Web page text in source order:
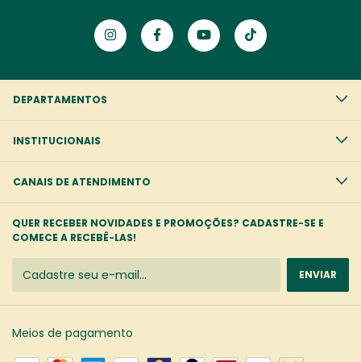
DEPARTAMENTOS
INSTITUCIONAIS
CANAIS DE ATENDIMENTO
QUER RECEBER NOVIDADES E PROMOÇÕES? CADASTRE-SE E
COMECE A RECEBÊ-LAS!
Meios de pagamento